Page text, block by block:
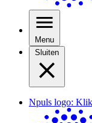
Menu
Sluiten
Npuls logo: Klik